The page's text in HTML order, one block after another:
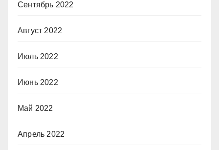
Сентябрь 2022
Август 2022
Июль 2022
Июнь 2022
Май 2022
Апрель 2022